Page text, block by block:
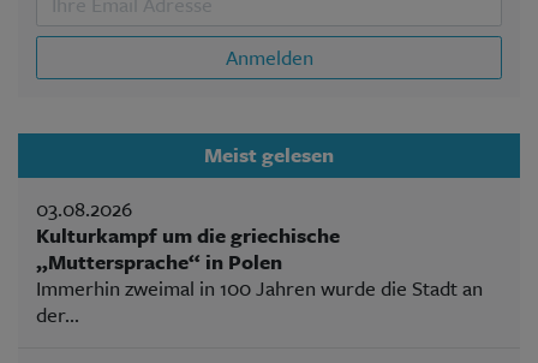
Anmelden
Meist gelesen
03.08.2026
Kulturkampf um die griechische
„Muttersprache“ in Polen
Immerhin zweimal in 100 Jahren wurde die Stadt an
der...